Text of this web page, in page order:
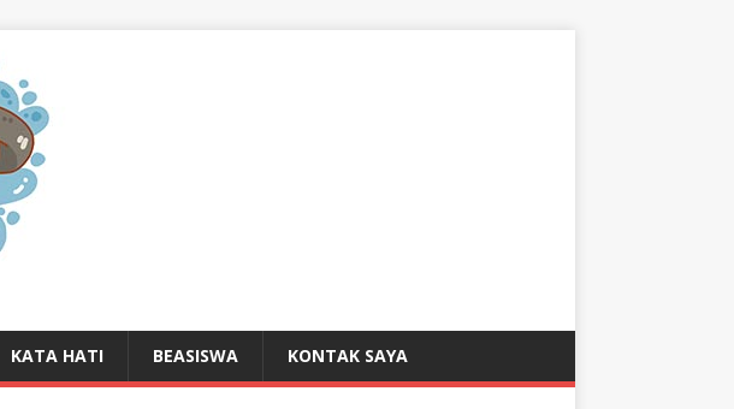
KATA HATI BEASISWA KONTAK SAYA